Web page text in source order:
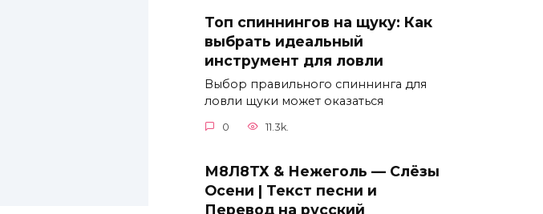
Топ спиннингов на щуку: Как
выбрать идеальный
инструмент для ловли
Выбор правильного спиннинга для
ловли щуки может оказаться
0 11.3k.
М8Л8ТХ & Нежеголь — Слёзы
Осени | Текст песни и
Перевод на русский